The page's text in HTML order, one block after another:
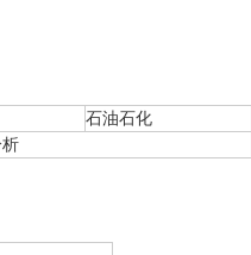
石油石化